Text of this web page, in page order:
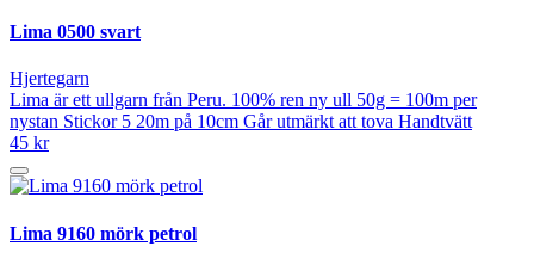
Lima 0500 svart
Hjertegarn
Lima är ett ullgarn från Peru. 100% ren ny ull 50g = 100m per
nystan Stickor 5 20m på 10cm Går utmärkt att tova Handtvätt
45 kr
Lima 9160 mörk petrol